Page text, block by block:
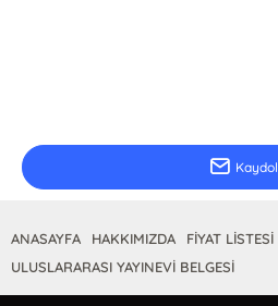
Kaydol
ANASAYFA HAKKIMIZDA FİYAT LİSTESİ
ULUSLARARASI YAYINEVİ BELGESİ